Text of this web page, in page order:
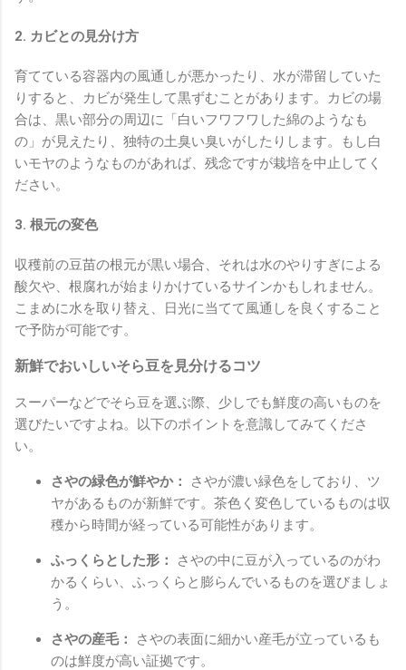
2. カビとの見分け方
育てている容器内の風通しが悪かったり、水が滞留していた
りすると、カビが発生して黒ずむことがあります。カビの場
合は、黒い部分の周辺に「白いフワフワした綿のようなも
の」が見えたり、独特の土臭い臭いがしたりします。もし白
いモヤのようなものがあれば、残念ですが栽培を中止してく
ださい。
3. 根元の変色
収穫前の豆苗の根元が黒い場合、それは水のやりすぎによる
酸欠や、根腐れが始まりかけているサインかもしれません。
こまめに水を取り替え、日光に当てて風通しを良くすること
で予防が可能です。
新鮮でおいしいそら豆を見分けるコツ
スーパーなどでそら豆を選ぶ際、少しでも鮮度の高いものを
選びたいですよね。以下のポイントを意識してみてくださ
い。
さやの緑色が鮮やか：
さやが濃い緑色をしており、ツ
ヤがあるものが新鮮です。茶色く変色しているものは収
穫から時間が経っている可能性があります。
ふっくらとした形：
さやの中に豆が入っているのがわ
かるくらい、ふっくらと膨らんでいるものを選びましょ
う。
さやの産毛：
さやの表面に細かい産毛が立っているも
のは鮮度が高い証拠です。